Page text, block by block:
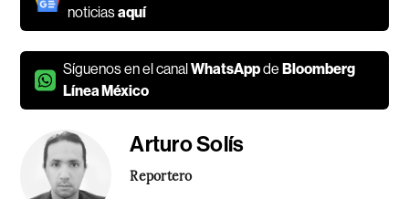
noticiasaquí
Síguenos en el canalWhatsAppdeBloomberg
Línea México
Arturo Solís
Reportero